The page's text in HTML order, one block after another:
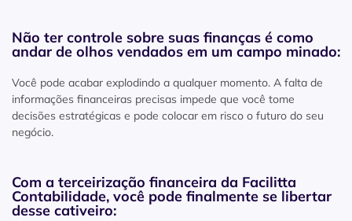
Não ter controle sobre suas finanças é como
andar de olhos vendados em um campo minado:
Você pode acabar explodindo a qualquer momento. A falta de
informações financeiras precisas impede que você tome
decisões estratégicas e pode colocar em risco o futuro do seu
negócio.
Com a terceirização financeira da Facilitta
Contabilidade, você pode finalmente se libertar
desse cativeiro: